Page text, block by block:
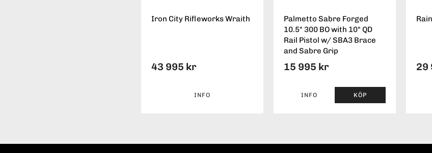
Iron City Rifleworks Wraith
43 995 kr
INFO
Palmetto Sabre Forged
10.5" 300 BO with 10" QD
Rail Pistol w/ SBA3 Brace
and Sabre Grip
15 995 kr
INFO KÖP
29